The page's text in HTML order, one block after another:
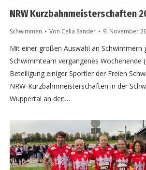
NRW Kurzbahnmeisterschaften
Schwimmen Von Celia Sander 9. November
Mit einer großen Auswahl an Schwimmern
Schwimmteam vergangenes Wochenende
Beteiligung einiger Sportler der Freien
NRW-Kurzbahnmeisterschaften in der
Wuppertal an den…